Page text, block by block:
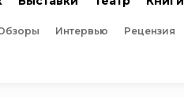
Интервью Рецензия